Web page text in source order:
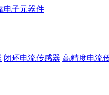
闭环电流传感器 高精度电流